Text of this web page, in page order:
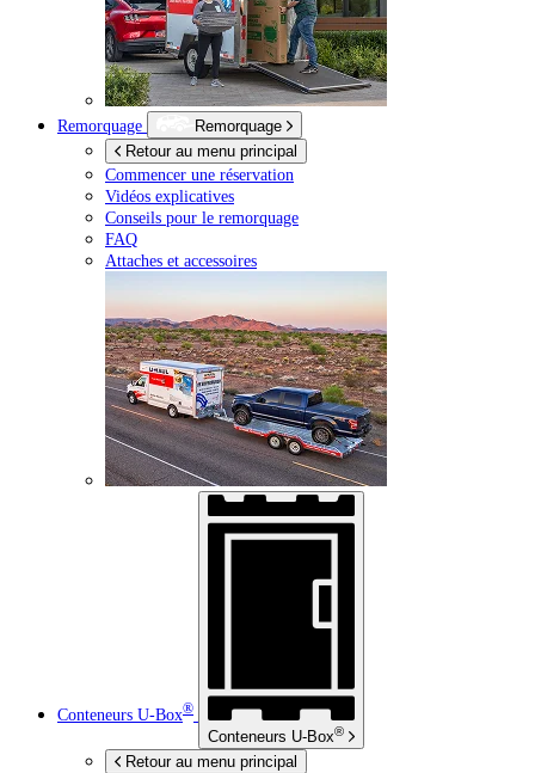
Remorquage
Remorquage
Retour au menu principal
Commencer une réservation
Vidéos explicatives
Conseils pour le remorquage
FAQ
Attaches et accessoires
Conteneurs U-Box®
Conteneurs U-Box®
Retour au menu principal